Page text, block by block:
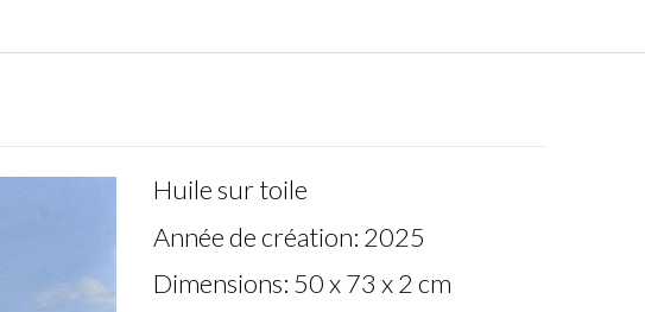
Huile sur toile
Année de création: 2025
Dimensions: 50 x 73 x 2 cm